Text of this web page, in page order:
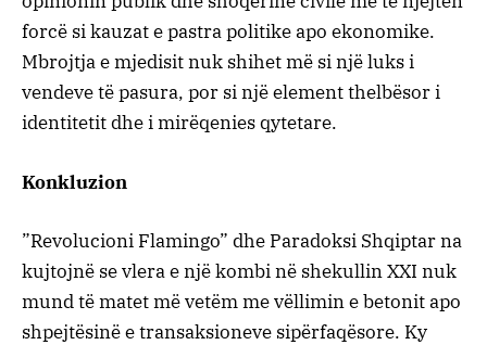
forcë si kauzat e pastra politike apo ekonomike.
Mbrojtja e mjedisit nuk shihet më si një luks i
vendeve të pasura, por si një element thelbësor i
identitetit dhe i mirëqenies qytetare.
​Konkluzion
​”Revolucioni Flamingo” dhe Paradoksi Shqiptar na
kujtojnë se vlera e një kombi në shekullin XXI nuk
mund të matet më vetëm me vëllimin e betonit apo
shpejtësinë e transaksioneve sipërfaqësore. Ky